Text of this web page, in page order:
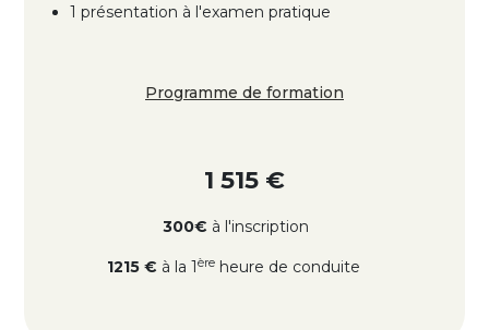
1 présentation à l'examen pratique
Programme de formation
1 515 €
300€ à l'inscription
1215 € à la 1ère heure de conduite